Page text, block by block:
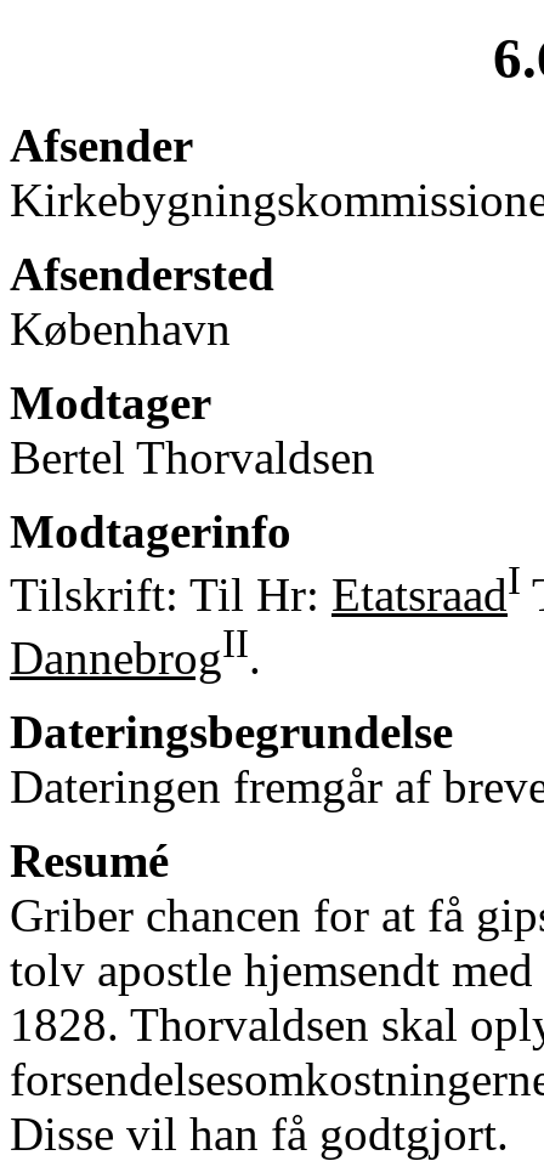
Afsender
Afsendersted
København
Modtager
Bertel Thorvaldsen
Modtagerinfo
Tilskrift: Til Hr: EtatsraadI
DannebrogII.
Dateringsbegrundelse
Dateringen fremgår af
Resumé
Griber chancen for at få
tolv apostle hjemsendt
1828. Thorvaldsen skal
Disse vil han få godtgjort.